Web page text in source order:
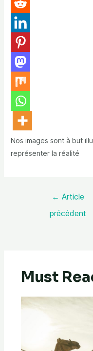
Nos images sont à but
représenter la réalité
← Article
précédent
Must